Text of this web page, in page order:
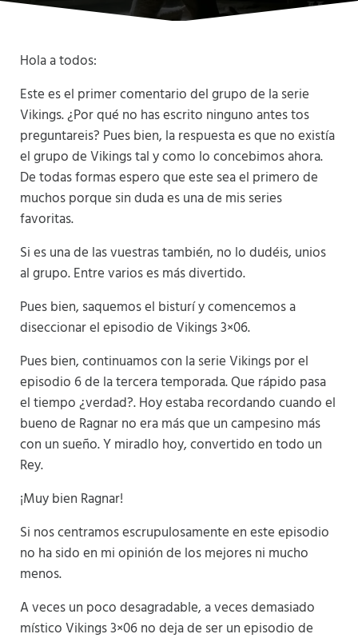
Hola a todos:
Este es el primer comentario del grupo de la serie
Vikings. ¿Por qué no has escrito ninguno antes tos
preguntareis? Pues bien, la respuesta es que no existía
el grupo de Vikings tal y como lo concebimos ahora.
De todas formas espero que este sea el primero de
muchos porque sin duda es una de mis series
favoritas.
Si es una de las vuestras también, no lo dudéis, unios
al grupo. Entre varios es más divertido.
Pues bien, saquemos el bisturí y comencemos a
diseccionar el episodio de Vikings 3×06.
Pues bien, continuamos con la serie Vikings por el
episodio 6 de la tercera temporada. Que rápido pasa
el tiempo ¿verdad?. Hoy estaba recordando cuando el
bueno de Ragnar no era más que un campesino más
con un sueño. Y miradlo hoy, convertido en todo un
Rey.
¡Muy bien Ragnar!
Si nos centramos escrupulosamente en este episodio
no ha sido en mi opinión de los mejores ni mucho
menos.
A veces un poco desagradable, a veces demasiado
místico Vikings 3×06 no deja de ser un episodio de